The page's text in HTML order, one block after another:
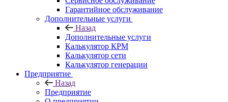
Гарантийное обслуживание
Дополнительные услуги
Назад
Дополнительные услуги
Калькулятор КРМ
Калькулятор сети
Калькулятор генерации
Предприятие
Назад
Предприятие